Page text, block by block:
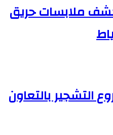
ملابسات حريق
التشجير بالتعاون